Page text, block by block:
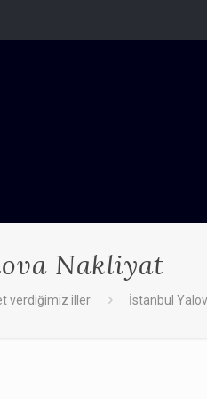
Nakliyat
verdiğimiz iller İstanbul